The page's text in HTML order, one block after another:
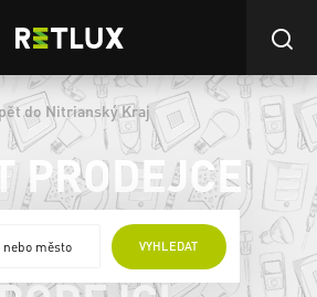
do Nitrianský Kraj
PRODEJCE
VYHLEDAT